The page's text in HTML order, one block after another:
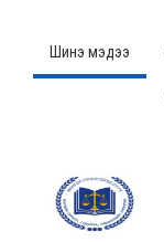
Шинэ мэдээ